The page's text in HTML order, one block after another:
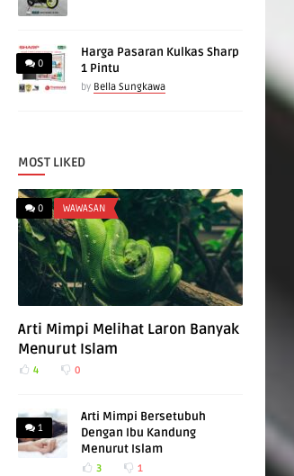
0
Harga Pasaran Kulkas Sharp
1 Pintu
by Bella Sungkawa
MOST LIKED
0 WAWASAN
Arti Mimpi Melihat Laron Banyak
Menurut Islam
4 0
1
Arti Mimpi Bersetubuh
Dengan Ibu Kandung
Menurut Islam
3 1